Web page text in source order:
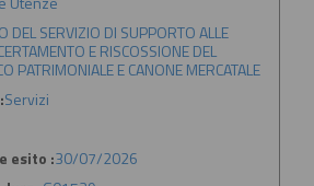
DEL SERVIZIO DI SUPPORTO ALLE
E RISCOSSIONE DEL
PATRIMONIALE E CANONE MERCATALE
Servizi
esito :30/07/2026